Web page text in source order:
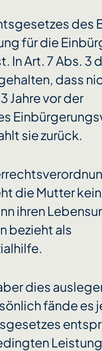
des
für die
In Art. 7 Abs. 3
dass
Jahre vor der
sie zurück.
die Mutter
ihren
bezieht als
dies
fände es